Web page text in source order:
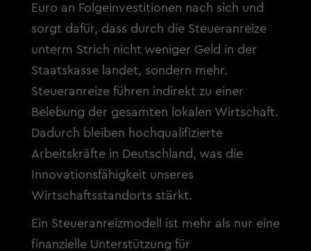
Euro an Folgeinvestitionen nach sich und
sorgt dafür, dass durch die Steueranreize
unterm Strich nicht weniger Geld in der
Staatskasse landet, sondern mehr.
Steueranreize führen indirekt zu einer
Belebung der gesamten lokalen Wirtschaft.
Dadurch bleiben hochqualifizierte
Arbeitskräfte in Deutschland, was die
Innovationsfähigkeit unseres
Wirtschaftsstandorts stärkt.
Ein Steueranreizmodell ist mehr als nur eine
finanzielle Unterstützung für